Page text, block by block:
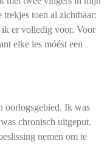
toen al zichtbaar:
ik er volledig voor. Voor
elke les móést een
oorlogsgebied. Ik was
chronisch uitgeput.
nemen om te